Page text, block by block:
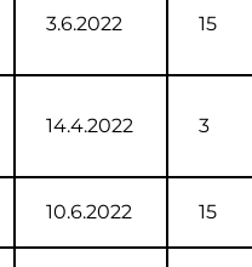
3.6.2022 15
14.4.2022 3
10.6.2022 15